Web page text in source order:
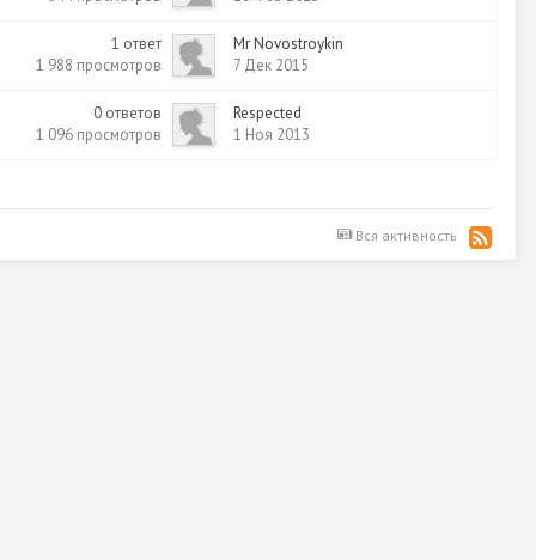
1 ответ
1 988 просмотров
Mr Novostroykin
7 Дек 2015
0 ответов
1 096 просмотров
Respected
1 Ноя 2013
Вся активность